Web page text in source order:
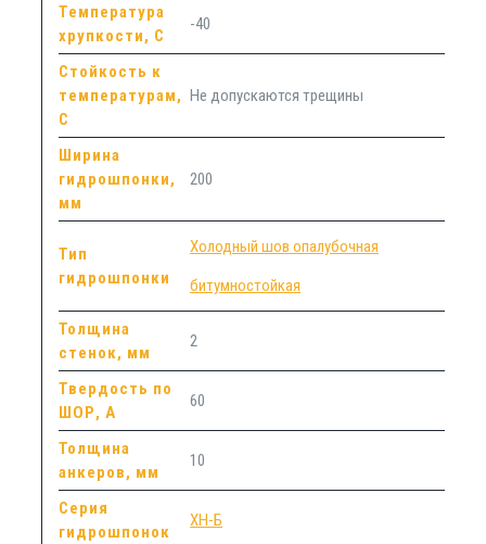
Температура
хрупкости, С
-40
Стойкость к
температурам,
С
Не допускаются трещины
Ширина
гидрошпонки,
мм
200
Тип
гидрошпонки
Холодный шов опалубочная
битумностойкая
Толщина
стенок, мм
2
Твердость по
ШОР, А
60
Толщина
анкеров, мм
10
Серия
гидрошпонок
ХН-Б